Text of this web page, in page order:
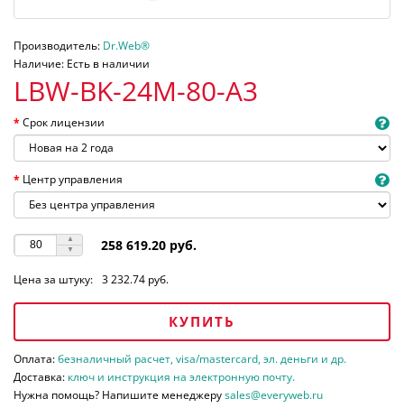
Производитель: Dr.Web®
Наличие: Есть в наличии
LBW-BK-24M-80-A3
Срок лицензии
Центр управления
258 619.20 руб.
Цена за штуку: 3 232.74 руб.
КУПИТЬ
Оплата:безналичный расчет, visa/mastercard, эл. деньги и др.
Доставка: ключ и инструкция на электронную почту.
Нужна помощь? Напишите менеджеруsales@everyweb.ru